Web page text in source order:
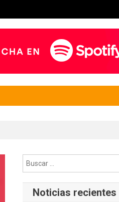
Noticias recientes